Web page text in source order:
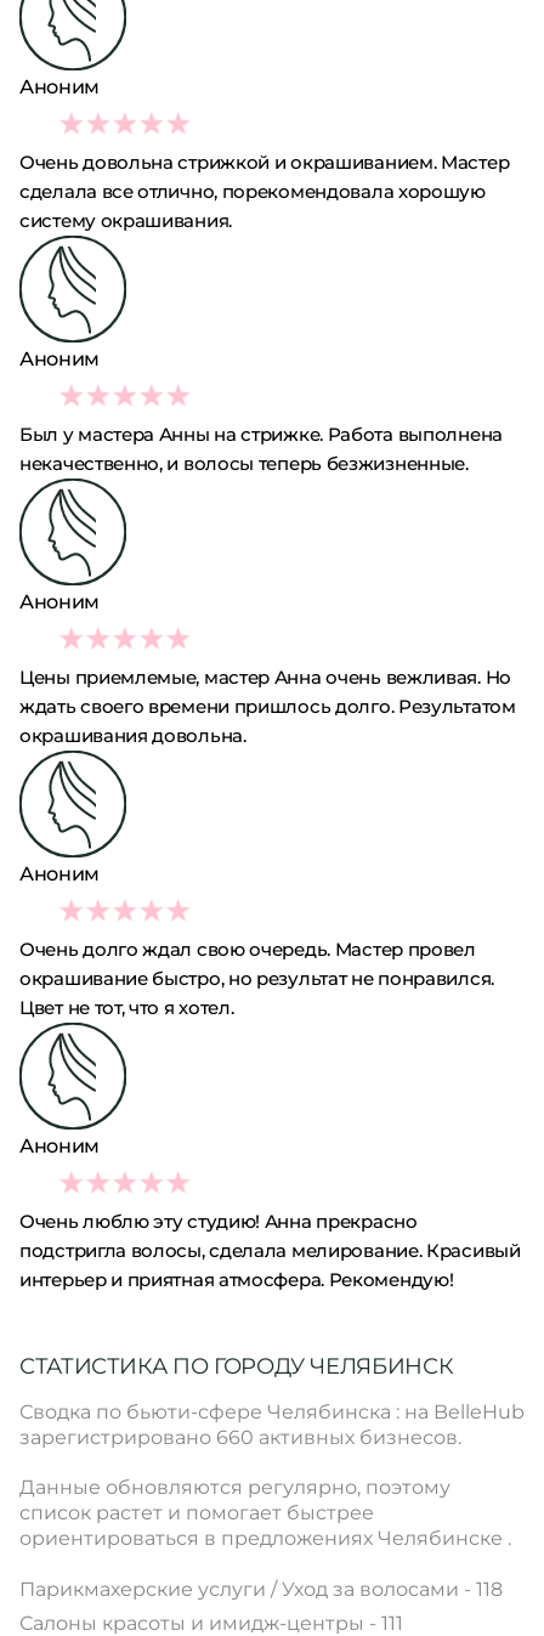
Аноним
4
Очень довольна стрижкой и окрашиванием. Мастер
сделала все отлично, порекомендовала хорошую
систему окрашивания.
Аноним
2
Был у мастера Анны на стрижке. Работа выполнена
некачественно, и волосы теперь безжизненные.
Аноним
3
Цены приемлемые, мастер Анна очень вежливая. Но
ждать своего времени пришлось долго. Результатом
окрашивания довольна.
Аноним
2
Очень долго ждал свою очередь. Мастер провел
окрашивание быстро, но результат не понравился.
Цвет не тот, что я хотел.
Аноним
5
Очень люблю эту студию! Анна прекрасно
подстригла волосы, сделала мелирование. Красивый
интерьер и приятная атмосфера. Рекомендую!
СТАТИСТИКА ПО ГОРОДУ ЧЕЛЯБИНСК
Сводка по бьюти-сфере Челябинска : на BelleHub
зарегистрировано 660 активных бизнесов.
Данные обновляются регулярно, поэтому
список растет и помогает быстрее
ориентироваться в предложениях Челябинске .
Парикмахерские услуги / Уход за волосами - 118
Салоны красоты и имидж-центры - 111